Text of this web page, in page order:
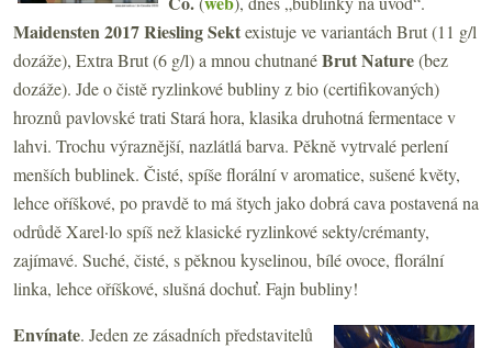
Maidensten 2017Riesling Sektexistuje ve variantách Brut (11 g/l
dozáže), Extra Brut (6 g/l) a mnou chutnanéBrut Nature(bez
dozáže). Jde o čistě ryzlinkové bubliny z bio (certifikovaných)
hroznů pavlovské trati Stará hora, klasika druhotná fermentace v
lahvi. Trochu výraznější, nazlátlá barva. Pěkně vytrvalé perlení
menších bublinek. Čisté, spíše florální v aromatice, sušené květy,
lehce oříškové, po pravdě to má štych jako dobrá cava postavená na
odrůdě Xarel·lo spíš než klasické ryzlinkové sekty/crémanty,
zajímavé. Suché, čisté, s pěknou kyselinou, bílé ovoce, florální
linka, lehce oříškové, slušná dochuť. Fajn bubliny!
Envínate. Jeden ze zásadních představitelů